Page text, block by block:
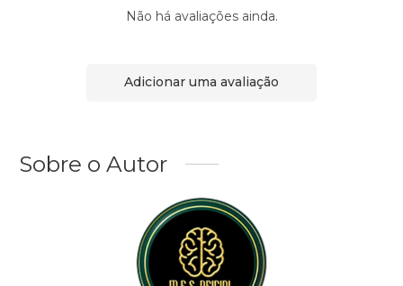
Não há avaliações ainda.
Adicionar uma avaliação
Sobre o Autor